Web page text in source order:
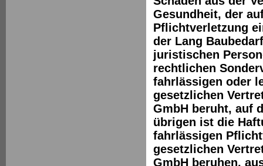
Gesundheit, der
Pflichtverletzung
der Lang
juristischen
rechtlichen
fahrlässigen oder
gesetzlichen
GmbH beruht, auf
übrigen ist die
fahrlässigen
gesetzlichen
GmbH beruhen,